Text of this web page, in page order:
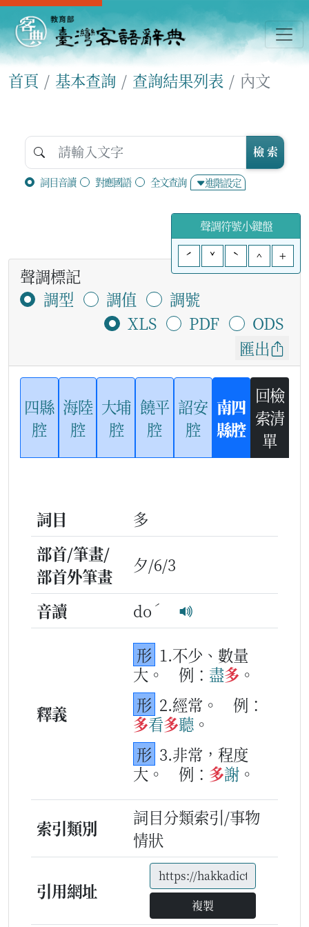
首頁 基本查詢 查詢結果列表 內文
詞目音讀 對應國語 全文查詢 進階設定
檢 索
聲調符號小鍵盤
ˊ
ˇ ˋ ^ +
聲調標記
調型
調值
調號
XLS
PDF
ODS
匯出
四縣
腔
海陸
腔
大埔
腔
饒平
腔
詔安
腔
南四
縣腔
回檢
索清
單
詞目
多
部首/筆畫/
部首外筆畫
夕/6/3
音讀 do ˊ
釋義
形 1.不少、數量
大。
例： 盡多 。
形 2.經常。
例：
多看多聽 。
形 3.非常，程度
大。
例： 多謝 。
索引類別
詞目分類索引/事物
情狀
引用網址
複製